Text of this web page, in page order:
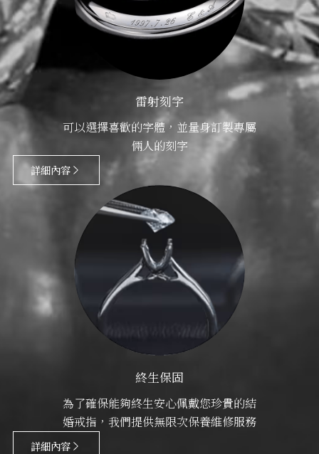
雷射刻字
可以選擇喜歡的字體，並量身訂製專屬
倆人的刻字
詳細內容
終生保固
為了確保能夠終生安心佩戴您珍貴的結
婚戒指，我們提供無限次保養維修服務
詳細內容